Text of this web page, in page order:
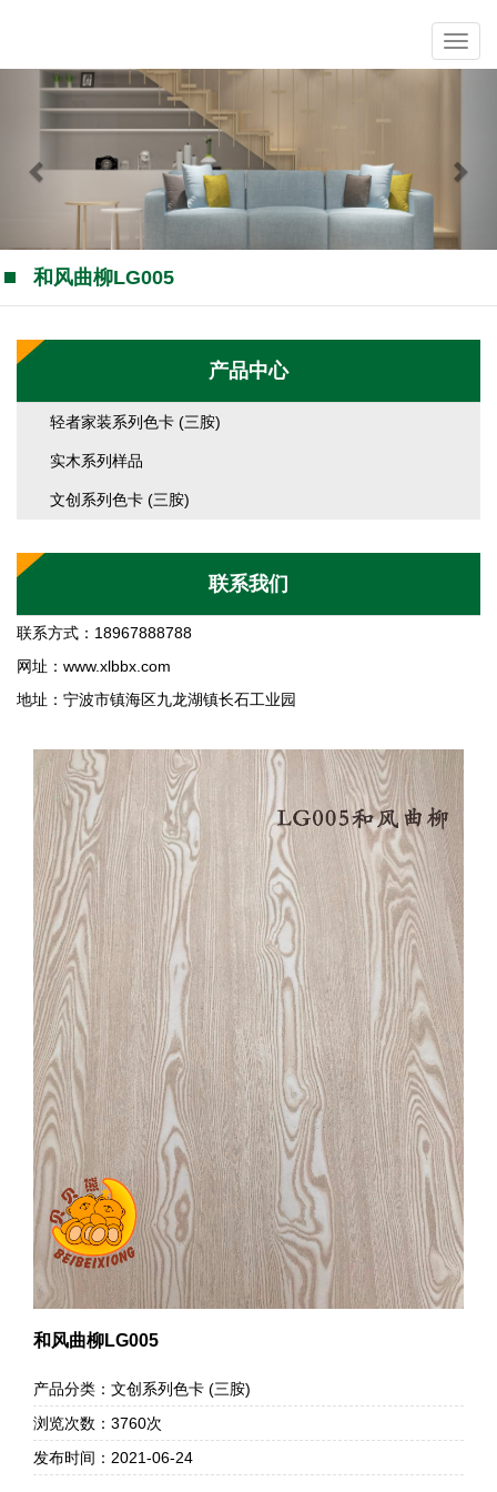
Previous
和风曲柳LG005
产品中心
轻者家装系列色卡 (三胺)
实木系列样品
文创系列色卡 (三胺)
联系我们
联系方式：18967888788
网址： www.xlbbx.com
地址：宁波市镇海区九龙湖镇长石工业园
和风曲柳LG005
产品分类：文创系列色卡 (三胺)
浏览次数：3760次
发布时间：2021-06-24